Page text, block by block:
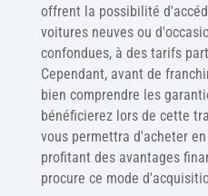
offrent la possibilité
voitures neuves ou
confondues, à des tarifs
Cependant, avant de
bien comprendre les
bénéficierez lors de cette
vous permettra d'acheter
profitant des avantages
procure ce mode